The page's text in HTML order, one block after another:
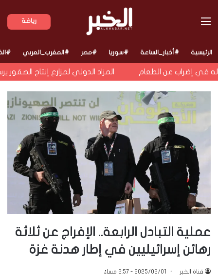
رياضة القائمة
الرئيسية #أخبار_الساعة #سوريا #مصر #المغرب_العربي
إضراب عن الطعام المزاد الدولي لمزارع إنتاج
عملية التبادل الرابعة.. الإفراج عن ثلاثة
رهائن إسرائيليين في إطار هدنة غزة
قناة الخبر 2025/02/01 - 2:57 مساءً